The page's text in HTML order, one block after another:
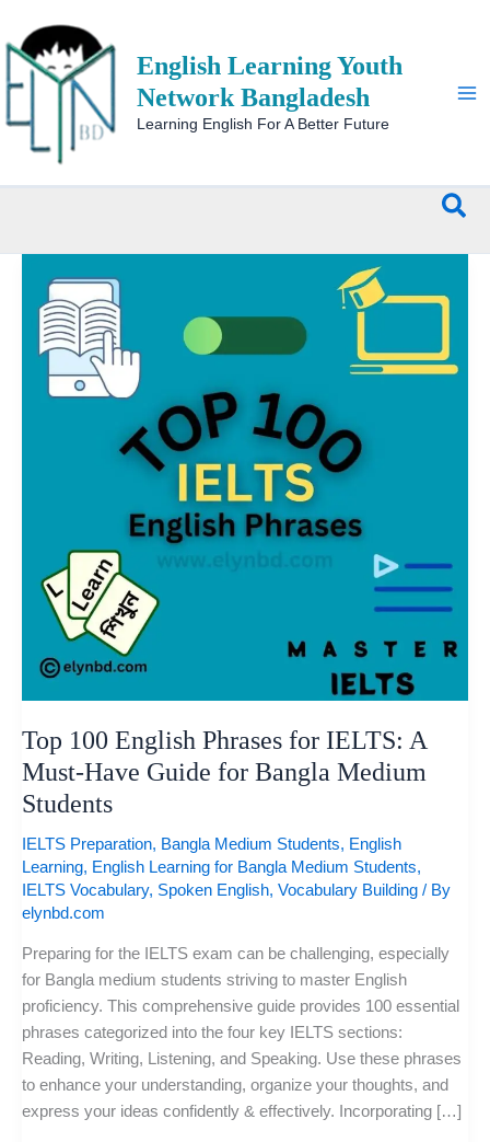
to
content
English Learning Youth
Network Bangladesh
Learning English For A Better Future
Top 100 English Phrases for IELTS: A
Must-Have Guide for Bangla Medium
Students
IELTS Preparation, Bangla Medium Students, English
Learning, English Learning for Bangla Medium Students,
IELTS Vocabulary, Spoken English, Vocabulary Building / By
elynbd.com
Preparing for the IELTS exam can be challenging, especially
for Bangla medium students striving to master English
proficiency. This comprehensive guide provides 100 essential
phrases categorized into the four key IELTS sections:
Reading, Writing, Listening, and Speaking. Use these phrases
to enhance your understanding, organize your thoughts, and
express your ideas confidently & effectively. Incorporating […]
English
Phrases
IELTS:
Bangla
Medium
Students